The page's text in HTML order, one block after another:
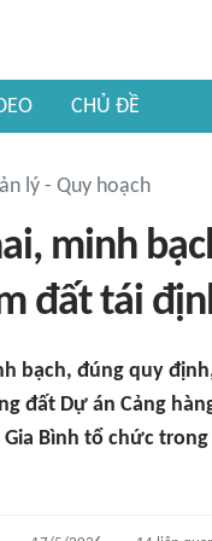
CHỦ ĐỀ
lý - Quy hoạch
minh
đất tái
bạch, đúng quy
đất Dự án Cảng
Gia Bình tổ chức